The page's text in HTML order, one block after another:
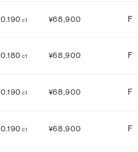
EXCELLENT
FAINT
0.190 ct ¥68,900 F
0.180 ct ¥68,900 F
0.190 ct ¥68,900 F
0.190 ct ¥68,900 F